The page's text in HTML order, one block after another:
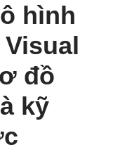
hình
đồ
kỹ